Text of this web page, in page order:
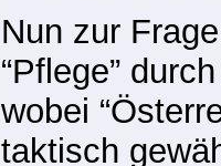
Nun zur
“Pflege”